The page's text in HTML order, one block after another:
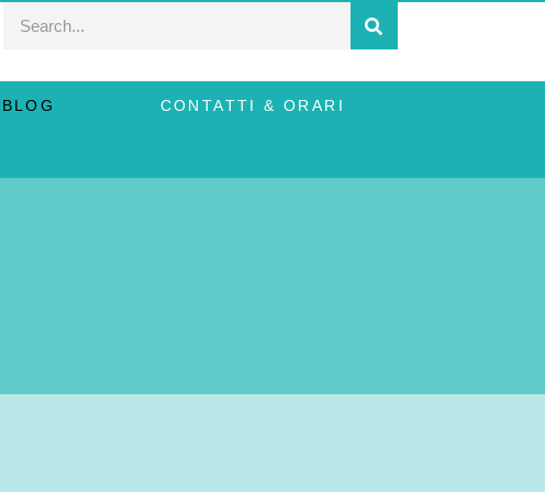
BLOG CONTATTI & ORARI